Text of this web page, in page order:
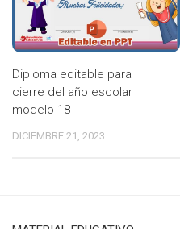
Diploma editable para
cierre del año escolar
modelo 18
DICIEMBRE 21, 2023